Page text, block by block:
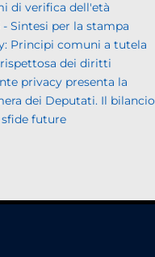
di verifica dell'età
- Sintesi per la stampa
Principi comuni a tutela
dei diritti
privacy presenta la
dei Deputati. Il bilancio
sfide future